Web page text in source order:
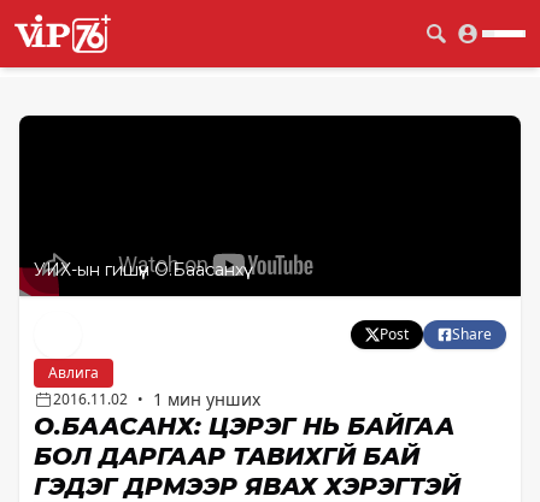
УИХ-ын гишүүн О.Баасанхүү
Post
Share
Авлига
2016.11.02 • 1 мин унших
О.БААСАНХҮҮ: ЦЭРЭГ НЬ БАЙГАА
БОЛ ДАРГААР ТАВИХГҮЙ БАЙ
ГЭДЭГ ДҮРМЭЭР ЯВАХ ХЭРЭГТЭЙ